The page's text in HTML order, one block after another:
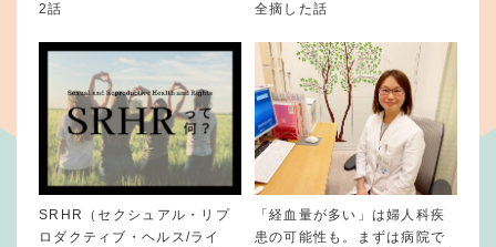
2話
全摘した話
SRHR（セクシュアル・リプ
ロダクティブ・ヘルス/ライ
「経血量が多い」は婦人科疾
患の可能性も。まずは病院で